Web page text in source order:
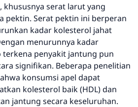
khususnya serat larut yang
pektin. Serat pektin ini berperan
kadar kolesterol jahat
menurunnya kadar
terkena penyakit jantung pun
signifikan. Beberapa penelitian
konsumsi apel dapat
kolesterol baik (HDL) dan
jantung secara keseluruhan.